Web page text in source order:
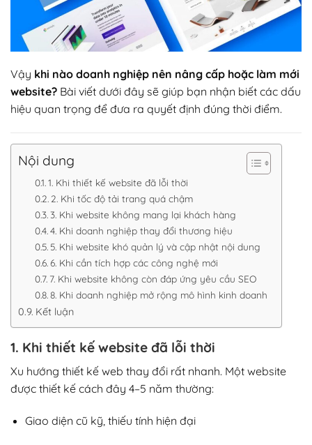
Vậy khi nào doanh nghiệp nên nâng cấp hoặc làm mới
website? Bài viết dưới đây sẽ giúp bạn nhận biết các dấu
hiệu quan trọng để đưa ra quyết định đúng thời điểm.
Nội dung
1. Khi thiết kế website đã lỗi thời
2. Khi tốc độ tải trang quá chậm
3. Khi website không mang lại khách hàng
4. Khi doanh nghiệp thay đổi thương hiệu
5. Khi website khó quản lý và cập nhật nội dung
6. Khi cần tích hợp các công nghệ mới
7. Khi website không còn đáp ứng yêu cầu SEO
8. Khi doanh nghiệp mở rộng mô hình kinh doanh
Kết luận
1. Khi thiết kế website đã lỗi thời
Xu hướng thiết kế web thay đổi rất nhanh. Một website
được thiết kế cách đây 4–5 năm thường:
Giao diện cũ kỹ, thiếu tính hiện đại